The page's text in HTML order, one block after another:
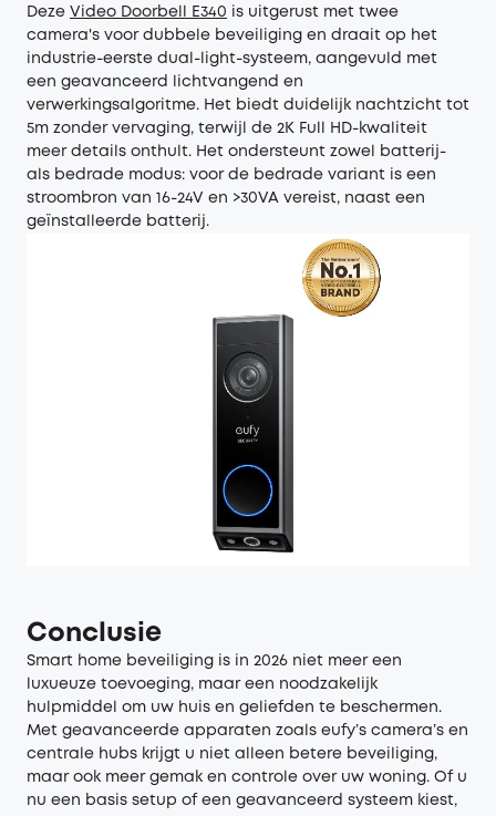
Deze Video Doorbell E340 is uitgerust met twee
camera's voor dubbele beveiliging en draait op het
industrie-eerste dual-light-systeem, aangevuld met
een geavanceerd lichtvangend en
verwerkingsalgoritme. Het biedt duidelijk nachtzicht tot
5m zonder vervaging, terwijl de 2K Full HD-kwaliteit
meer details onthult. Het ondersteunt zowel batterij-
als bedrade modus: voor de bedrade variant is een
stroombron van 16-24V en >30VA vereist, naast een
geïnstalleerde batterij.
Conclusie
Smart home beveiliging is in 2026 niet meer een
luxueuze toevoeging, maar een noodzakelijk
hulpmiddel om uw huis en geliefden te beschermen.
Met geavanceerde apparaten zoals eufy’s camera’s en
centrale hubs krijgt u niet alleen betere beveiliging,
maar ook meer gemak en controle over uw woning. Of u
nu een basis setup of een geavanceerd systeem kiest,